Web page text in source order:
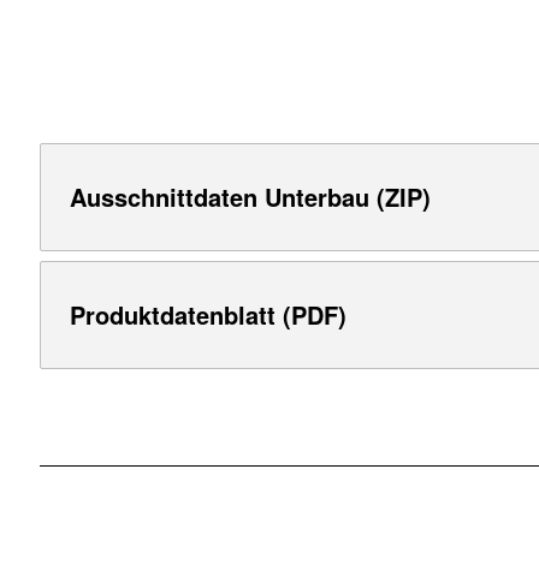
Ausschnittdaten Unterbau (ZIP)
Produktdatenblatt (PDF)